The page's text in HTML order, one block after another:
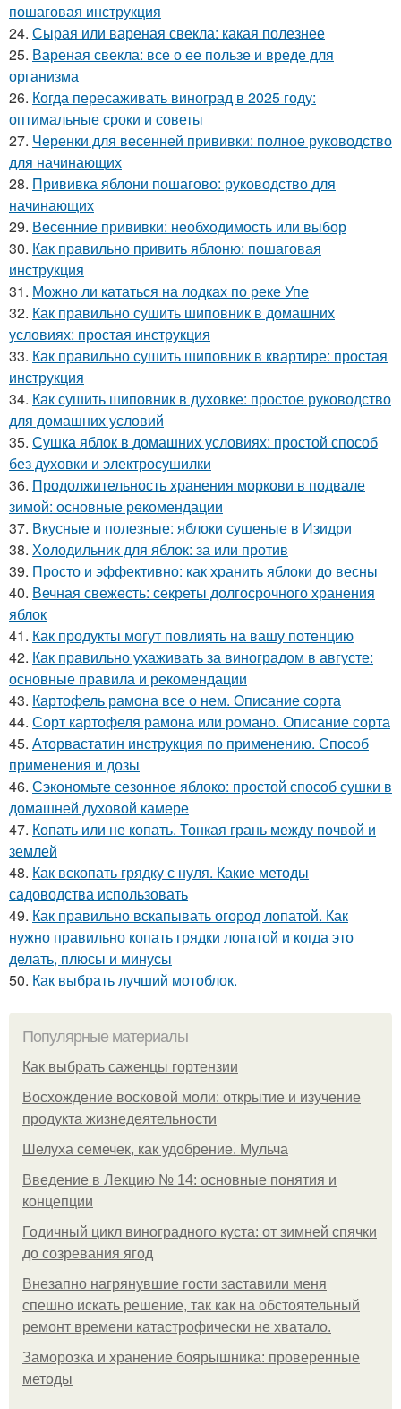
пошаговая инструкция
24. Сырая или вареная свекла: какая полезнее
25. Вареная свекла: все о ее пользе и вреде для
организма
26. Когда пересаживать виноград в 2025 году:
оптимальные сроки и советы
27. Черенки для весенней прививки: полное руководство
для начинающих
28. Прививка яблони пошагово: руководство для
начинающих
29. Весенние прививки: необходимость или выбор
30. Как правильно привить яблоню: пошаговая
инструкция
31. Можно ли кататься на лодках по реке Упе
32. Как правильно сушить шиповник в домашних
условиях: простая инструкция
33. Как правильно сушить шиповник в квартире: простая
инструкция
34. Как сушить шиповник в духовке: простое руководство
для домашних условий
35. Сушка яблок в домашних условиях: простой способ
без духовки и электросушилки
36. Продолжительность хранения моркови в подвале
зимой: основные рекомендации
37. Вкусные и полезные: яблоки сушеные в Изидри
38. Холодильник для яблок: за или против
39. Просто и эффективно: как хранить яблоки до весны
40. Вечная свежесть: секреты долгосрочного хранения
яблок
41. Как продукты могут повлиять на вашу потенцию
42. Как правильно ухаживать за виноградом в августе:
основные правила и рекомендации
43. Картофель рамона все о нем. Описание сорта
44. Сорт картофеля рамона или романо. Описание сорта
45. Аторвастатин инструкция по применению. Способ
применения и дозы
46. Сэкономьте сезонное яблоко: простой способ сушки в
домашней духовой камере
47. Копать или не копать. Тонкая грань между почвой и
землей
48. Как вскопать грядку с нуля. Какие методы
садоводства использовать
49. Как правильно вскапывать огород лопатой. Как
нужно правильно копать грядки лопатой и когда это
делать, плюсы и минусы
50. Как выбрать лучший мотоблок.
Популярные материалы
Как выбрать саженцы гортензии
Восхождение восковой моли: открытие и изучение
продукта жизнедеятельности
Шелуха семечек, как удобрение. Мульча
Введение в Лекцию № 14: основные понятия и
концепции
Годичный цикл виноградного куста: от зимней спячки
до созревания ягод
Внезапно нагрянувшие гости заставили меня
спешно искать решение, так как на обстоятельный
ремонт времени катастрофически не хватало.
Заморозка и хранение боярышника: проверенные
методы